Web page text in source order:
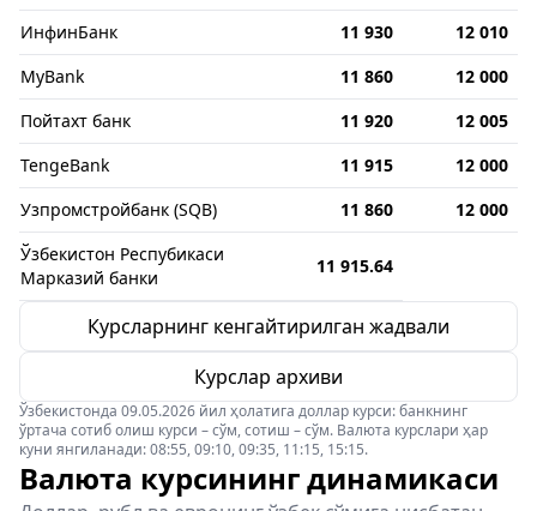
ИнфинБанк
11 930
12 010
MyBank
11 860
12 000
Пойтахт банк
11 920
12 005
TengeBank
11 915
12 000
Узпромстройбанк (SQB)
11 860
12 000
Ўзбекистон Респубикаси
Марказий банки
11 915.64
Курсларнинг кенгайтирилган жадвали
Курслар архиви
Ўзбекистонда 09.05.2026 йил ҳолатига доллар курси: банкнинг
ўртача сотиб олиш курси – сўм, сотиш – сўм. Валюта курслари ҳар
куни янгиланади: 08:55, 09:10, 09:35, 11:15, 15:15.
Валюта курсининг динамикаси